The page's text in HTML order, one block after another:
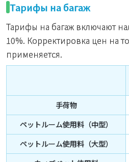
Тарифы на багаж
Тарифы на багаж включают
10%. Корректировка цен на
применяется.
手荷物
ペットルーム使用料（中型）
ペットルーム使用料（大型）